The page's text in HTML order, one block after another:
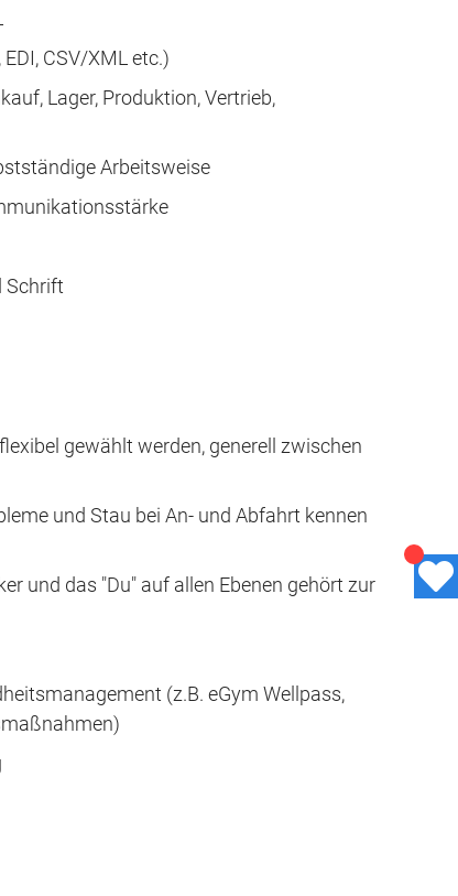
CSV/XML etc.)
Lager, Produktion, Vertrieb,
Arbeitsweise
Schrift
gewählt werden, generell zwischen
und Stau bei An- und Abfahrt kennen
und das "Du" auf allen Ebenen gehört zur
(z.B. eGym Wellpass,